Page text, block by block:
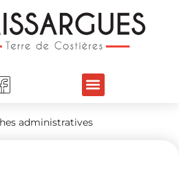
administratives